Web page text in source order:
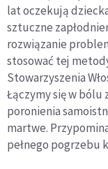
lat oczekują
sztuczne
rozwiązanie
stosować tej
Stowarzyszenia
Łączymy się w
poronienia
martwe.
pełnego pogrzebu